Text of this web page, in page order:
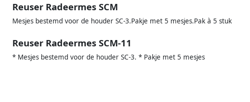
Reuser Radeermes SCM
Mesjes bestemd voor de houder SC-3.Pakje met 5 mesjes.Pak à 5 stuk
Reuser Radeermes SCM-11
* Mesjes bestemd voor de houder SC-3. * Pakje met 5 mesjes